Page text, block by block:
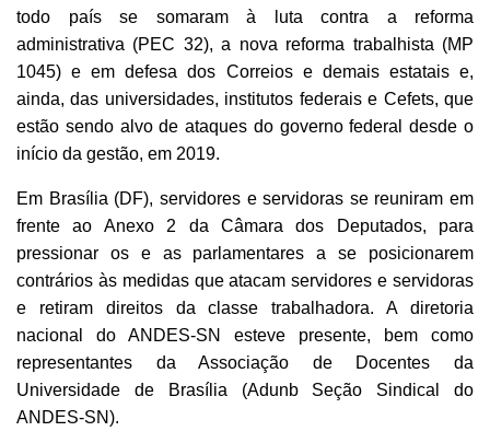
todo país se somaram à luta contra a reforma
administrativa (PEC 32), a nova reforma trabalhista (MP
1045) e em defesa dos Correios e demais estatais e,
ainda, das universidades, institutos federais e Cefets, que
estão sendo alvo de ataques do governo federal desde o
início da gestão, em 2019.
Em Brasília (DF), servidores e servidoras se reuniram em
frente ao Anexo 2 da Câmara dos Deputados, para
pressionar os e as parlamentares a se posicionarem
contrários às medidas que atacam servidores e servidoras
e retiram direitos da classe trabalhadora. A diretoria
nacional do ANDES-SN esteve presente, bem como
representantes da Associação de Docentes da
Universidade de Brasília (Adunb Seção Sindical do
ANDES-SN).